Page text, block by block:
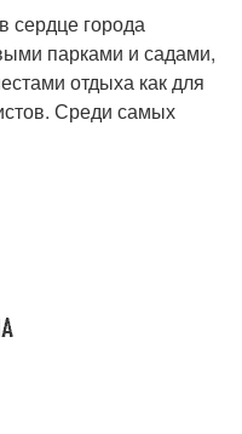
сердце города
парками и садами,
отдыха как для
Среди самых